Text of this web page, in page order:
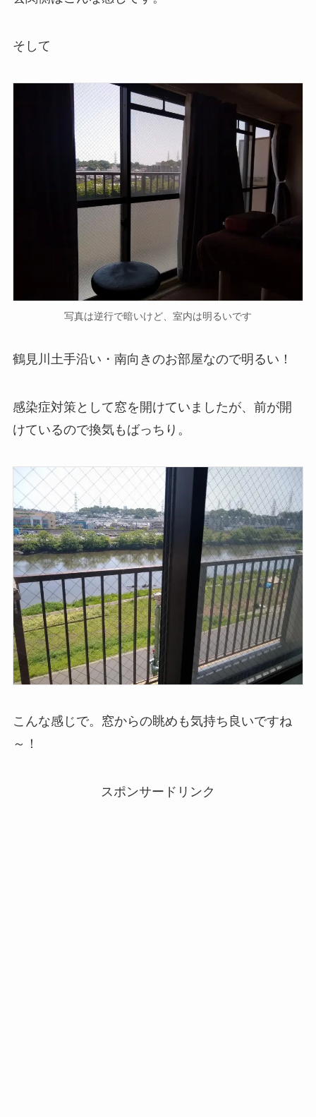
そして
写真は逆行で暗いけど、室内は明るいです
鶴見川土手沿い・南向きのお部屋なので明るい！
感染症対策として窓を開けていましたが、前が開
けているので換気もばっちり。
こんな感じで。窓からの眺めも気持ち良いですね
～！
スポンサードリンク